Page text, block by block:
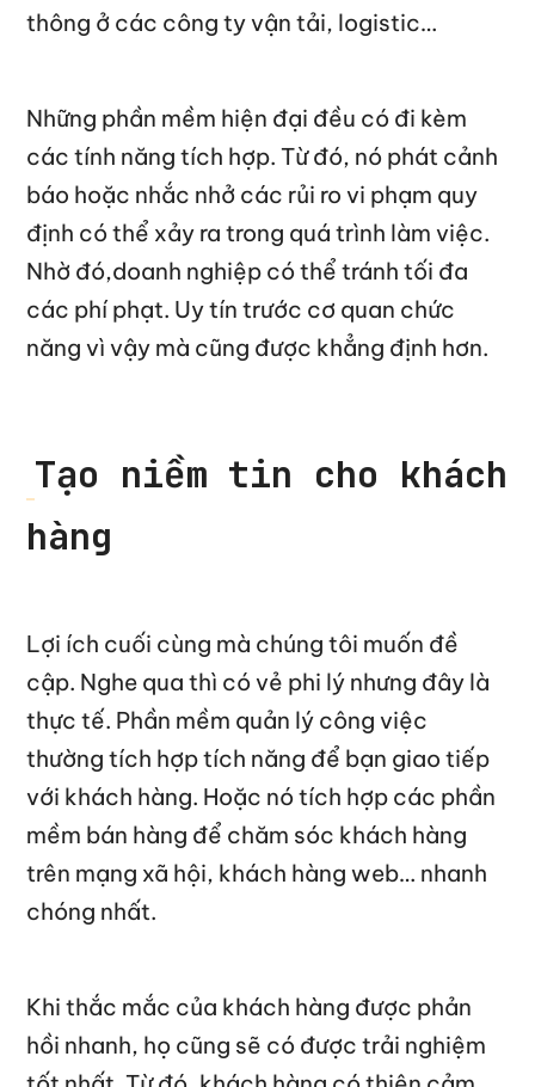
thông ở các công ty vận tải, logistic…
Những phần mềm hiện đại đều có đi kèm
các tính năng tích hợp. Từ đó, nó phát cảnh
báo hoặc nhắc nhở các rủi ro vi phạm quy
định có thể xảy ra trong quá trình làm việc.
Nhờ đó,doanh nghiệp có thể tránh tối đa
các phí phạt. Uy tín trước cơ quan chức
năng vì vậy mà cũng được khẳng định hơn.
Tạo niềm tin cho khách
hàng
Lợi ích cuối cùng mà chúng tôi muốn đề
cập. Nghe qua thì có vẻ phi lý nhưng đây là
thực tế. Phần mềm quản lý công việc
thường tích hợp tích năng để bạn giao tiếp
với khách hàng. Hoặc nó tích hợp các phần
mềm bán hàng để chăm sóc khách hàng
trên mạng xã hội, khách hàng web… nhanh
chóng nhất.
Khi thắc mắc của khách hàng được phản
hồi nhanh, họ cũng sẽ có được trải nghiệm